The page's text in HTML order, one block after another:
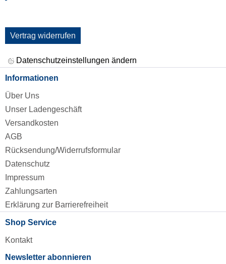
Vertrag widerrufen
Datenschutzeinstellungen ändern
Informationen
Über Uns
Unser Ladengeschäft
Versandkosten
AGB
Rücksendung/Widerrufsformular
Datenschutz
Impressum
Zahlungsarten
Erklärung zur Barrierefreiheit
Shop Service
Kontakt
Newsletter abonnieren